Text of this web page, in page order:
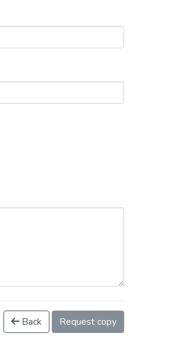
Back Request copy